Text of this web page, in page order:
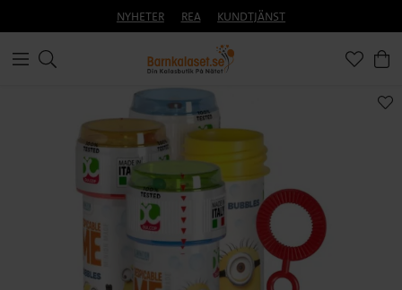
NYHETER REA KUNDTJÄNST